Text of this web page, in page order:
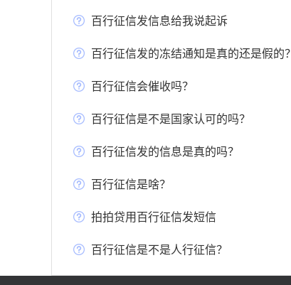
百行征信发信息给我说起诉
百行征信发的冻结通知是真的还是假的？
百行征信会催收吗？
百行征信是不是国家认可的吗？
百行征信发的信息是真的吗？
百行征信是啥？
拍拍贷用百行征信发短信
百行征信是不是人行征信？